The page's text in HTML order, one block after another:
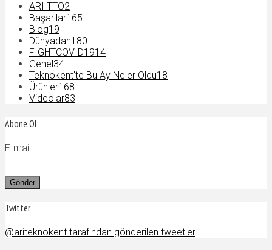
ARI TTO2
Başarılar165
Blog19
Dünyadan180
FIGHTCOVID1914
Genel 34
Teknokent'te Bu Ay Neler Oldu18
Ürünler168
Videolar83
Abone Ol
E-mail
Twitter
@ariteknokent tarafından gönderilen tweetler